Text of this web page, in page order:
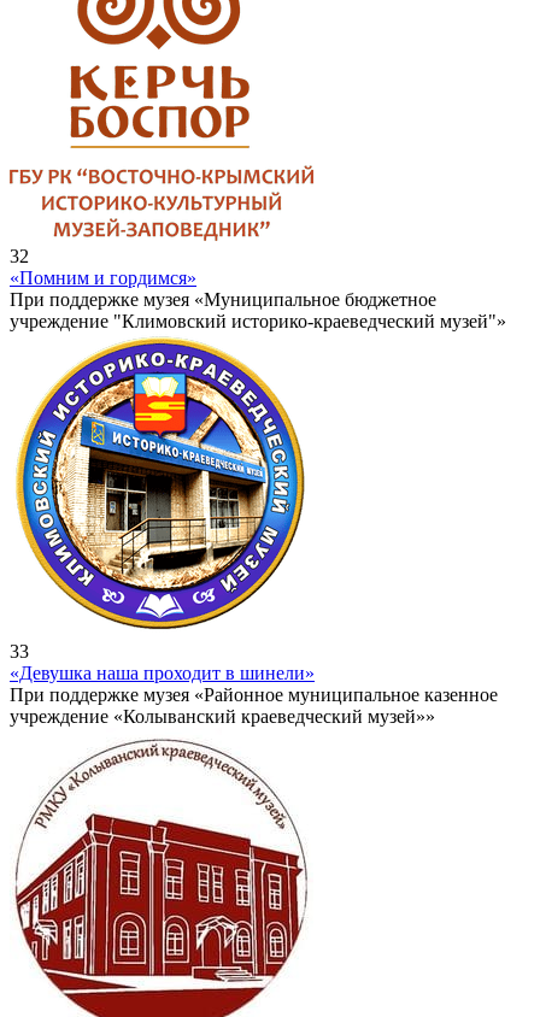
32
«Помним и гордимся»
При поддержке музея «Муниципальное бюджетное
учреждение "Климовский историко-краеведческий музей"»
33
«Девушка наша проходит в шинели»
При поддержке музея «Районное муниципальное казенное
учреждение «Колыванский краеведческий музей»»